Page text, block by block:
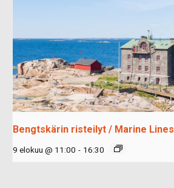
Bengtskärin risteilyt / Marine Lines
9 elokuu @ 11:00 - 16:30